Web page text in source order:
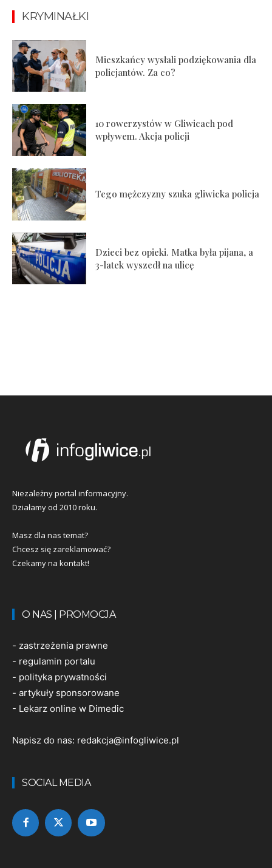
KRYMINAŁKI
Mieszkańcy wysłali podziękowania dla
policjantów. Za co?
10 rowerzystów w Gliwicach pod
wpływem. Akcja policji
Tego mężczyzny szuka gliwicka policja
Dzieci bez opieki. Matka była pijana, a
3-latek wyszedł na ulicę
Niezależny portal informacyjny.
Działamy od 2010 roku.
Masz dla nas temat?
Chcesz się zareklamować?
Czekamy na kontakt!
O NAS | PROMOCJA
- zastrzeżenia prawne
- regulamin portalu
- polityka prywatności
- artykuły sponsorowane
- Lekarz online w Dimedic
Napisz do nas: redakcja@infogliwice.pl
SOCIAL MEDIA